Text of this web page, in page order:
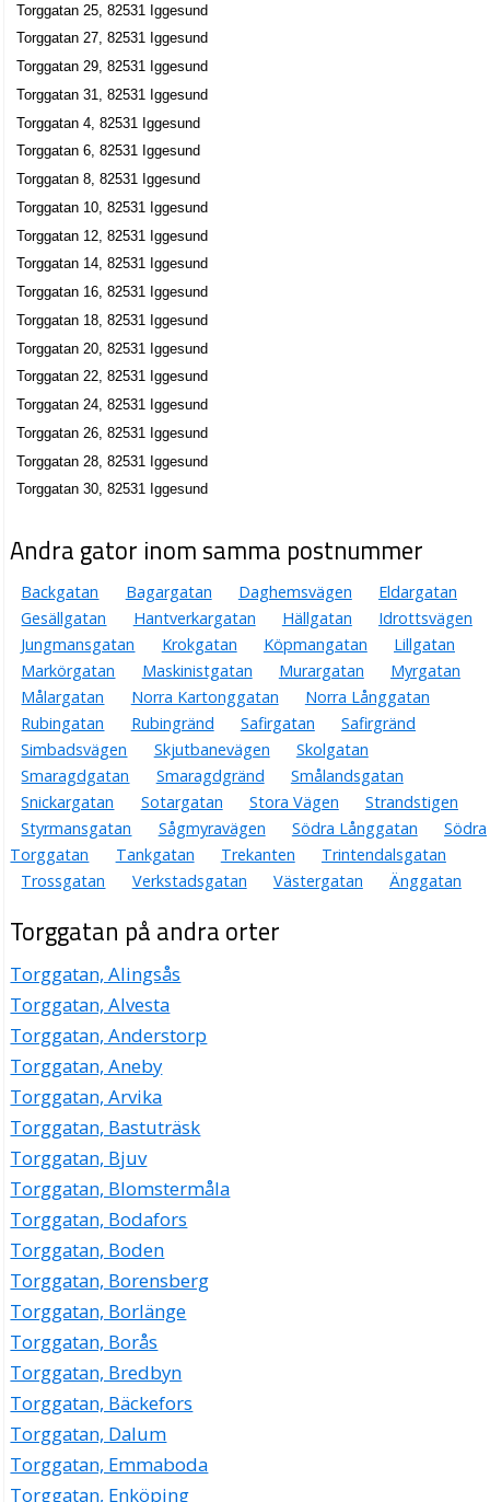
Torggatan 25, 82531 Iggesund
Torggatan 27, 82531 Iggesund
Torggatan 29, 82531 Iggesund
Torggatan 31, 82531 Iggesund
Torggatan 4, 82531 Iggesund
Torggatan 6, 82531 Iggesund
Torggatan 8, 82531 Iggesund
Torggatan 10, 82531 Iggesund
Torggatan 12, 82531 Iggesund
Torggatan 14, 82531 Iggesund
Torggatan 16, 82531 Iggesund
Torggatan 18, 82531 Iggesund
Torggatan 20, 82531 Iggesund
Torggatan 22, 82531 Iggesund
Torggatan 24, 82531 Iggesund
Torggatan 26, 82531 Iggesund
Torggatan 28, 82531 Iggesund
Torggatan 30, 82531 Iggesund
Andra gator inom samma postnummer
Backgatan Bagargatan Daghemsvägen
Eldargatan
Gesällgatan
Hantverkargatan Hällgatan
Idrottsvägen
Jungmansgatan
Krokgatan Köpmangatan
Lillgatan
Markörgatan
Maskinistgatan Murargatan
Myrgatan
Målargatan
Norra Kartonggatan
Norra Långgatan
Rubingatan
Rubingränd Safirgatan
Safirgränd
Simbadsvägen
Skjutbanevägen
Skolgatan
Smaragdgatan
Smaragdgränd
Smålandsgatan
Snickargatan
Sotargatan Stora Vägen
Strandstigen
Styrmansgatan
Sågmyravägen Södra Långgatan
Södra
Torggatan
Tankgatan Trekanten
Trintendalsgatan
Trossgatan
Verkstadsgatan Västergatan Änggatan
Torggatan på andra orter
Torggatan, Alingsås
Torggatan, Alvesta
Torggatan, Anderstorp
Torggatan, Aneby
Torggatan, Arvika
Torggatan, Bastuträsk
Torggatan, Bjuv
Torggatan, Blomstermåla
Torggatan, Bodafors
Torggatan, Boden
Torggatan, Borensberg
Torggatan, Borlänge
Torggatan, Borås
Torggatan, Bredbyn
Torggatan, Bäckefors
Torggatan, Dalum
Torggatan, Emmaboda
Torggatan, Enköping